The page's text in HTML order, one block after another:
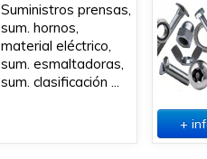
Suministros prensas,
sum. hornos,
material eléctrico,
sum. esmaltadoras,
sum. clasificación ...
+